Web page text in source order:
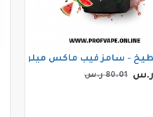
- سامز فيب ماكس ميلون 30مل
80.01 ر.س